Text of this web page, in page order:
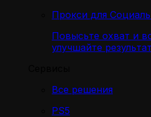
Прокси для
Повысьте охват и
улучшайте
Все решения
PS5